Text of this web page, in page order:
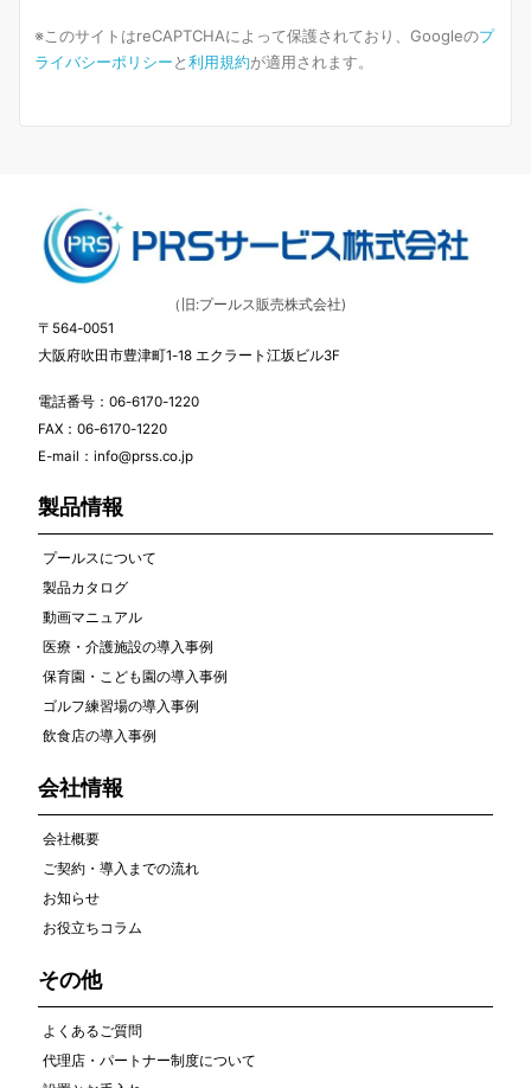
※このサイトはreCAPTCHAによって保護されており、Googleのプ
ライバシーポリシーと利用規約が適用されます。
（旧:プールス販売株式会社)
〒564-0051
大阪府吹田市豊津町1-18 エクラート江坂ビル3F
電話番号：06-6170-1220
FAX：06-6170-1220
E-mail：info@prss.co.jp
製品情報
プールスについて
製品カタログ
動画マニュアル
医療・介護施設の導入事例
保育園・こども園の導入事例
ゴルフ練習場の導入事例
飲食店の導入事例
会社情報
会社概要
ご契約・導入までの流れ
お知らせ
お役立ちコラム
その他
よくあるご質問
代理店・パートナー制度について